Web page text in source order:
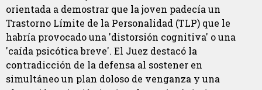
orientada a demostrar que la joven padecía un
Trastorno Límite de la Personalidad (TLP) que le
habría provocado una 'distorsión cognitiva' o una
'caída psicótica breve'. El Juez destacó la
contradicción de la defensa al sostener en
simultáneo un plan doloso de venganza y una